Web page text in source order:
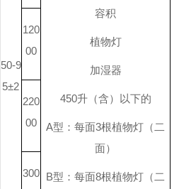
容积
植物灯
加湿器
450升（含）以下的
A型：每面3根植物灯（二
面）
B型：每面8根植物灯（二
50-9
5±2
120
00
220
00
300